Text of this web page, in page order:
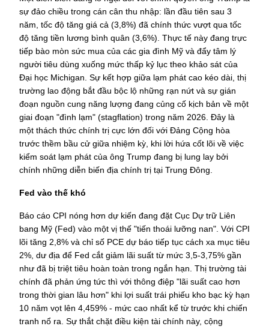
sự đảo chiều trong cán cân thu nhập: lần đầu tiên sau 3
năm, tốc độ tăng giá cả (3,8%) đã chính thức vượt qua tốc
độ tăng tiền lương bình quân (3,6%). Thực tế này đang trực
tiếp bào mòn sức mua của các gia đình Mỹ và đẩy tâm lý
người tiêu dùng xuống mức thấp kỷ lục theo khảo sát của
Đại học Michigan. Sự kết hợp giữa lạm phát cao kéo dài, thị
trường lao động bắt đầu bộc lộ những rạn nứt và sự gián
đoạn nguồn cung năng lượng đang củng cố kịch bản về một
giai đoạn "đình lạm" (stagflation) trong năm 2026. Đây là
một thách thức chính trị cực lớn đối với Đảng Cộng hòa
trước thềm bầu cử giữa nhiệm kỳ, khi lời hứa cốt lõi về việc
kiểm soát lạm phát của ông Trump đang bị lung lay bởi
chính những diễn biến địa chính trị tại Trung Đông.
Fed vào thế khó
Báo cáo CPI nóng hơn dự kiến đang đặt Cục Dự trữ Liên
bang Mỹ (Fed) vào một vị thế "tiến thoái lưỡng nan". Với CPI
lõi tăng 2,8% và chỉ số PCE dự báo tiếp tục cách xa mục tiêu
2%, dư địa để Fed cắt giảm lãi suất từ mức 3,5-3,75% gần
như đã bị triệt tiêu hoàn toàn trong ngắn hạn. Thị trường tài
chính đã phản ứng tức thì với thông điệp "lãi suất cao hơn
trong thời gian lâu hơn" khi lợi suất trái phiếu kho bạc kỳ hạn
10 năm vọt lên 4,459% - mức cao nhất kể từ trước khi chiến
tranh nổ ra. Sự thắt chặt điều kiện tài chính này, cộng